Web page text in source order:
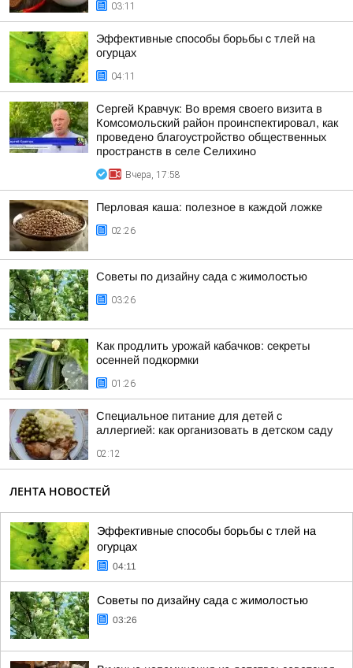
03:11
Эффективные способы борьбы с тлей на
огурцах
04:11
Сергей Кравчук: Во время своего визита в
Комсомольский район проинспектировал, как
проведено благоустройство общественных
пространств в селе Селихино
Вчера, 17:58
Перловая каша: полезное в каждой ложке
02:26
Советы по дизайну сада с жимолостью
03:26
Как продлить урожай кабачков: секреты
осенней подкормки
01:26
Специальное питание для детей с
аллергией: как организовать в детском саду
02:12
ЛЕНТА НОВОСТЕЙ
Эффективные способы борьбы с тлей на
огурцах
04:11
Советы по дизайну сада с жимолостью
03:26